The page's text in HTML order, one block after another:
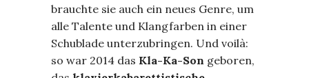
brauchte sie auch ein neues Genre, um
alle Talente und Klangfarben in einer
Schublade unterzubringen. Und voilà:
so war 2014 das Kla-Ka-Son geboren,